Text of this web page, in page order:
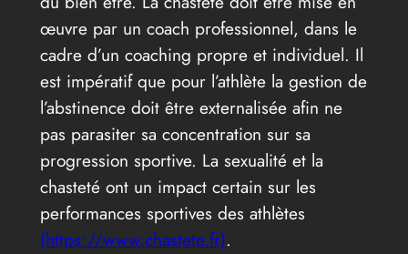
œuvre par un coach professionnel, dans le
cadre d’un coaching propre et individuel. Il
est impératif que pour l’athlète la gestion de
l’abstinence doit être externalisée afin ne
pas parasiter sa concentration sur sa
progression sportive. La sexualité et la
chasteté ont un impact certain sur les
performances sportives des athlètes
(https://www.chastete.fr).